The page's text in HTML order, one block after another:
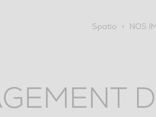
Spatio > NOS